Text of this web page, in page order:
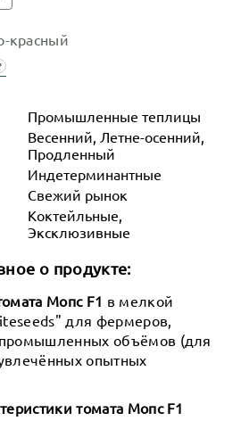
красный
Промышленные теплицы
Весенний, Летне-осенний,
Продленный
Индетер­минантные
Свежий рынок
Коктейльные,
Эксклюзивные
о продукте:
Мопс F1 в мелкой
для фермеров,
объёмов (для
опытных
томата Мопс F1